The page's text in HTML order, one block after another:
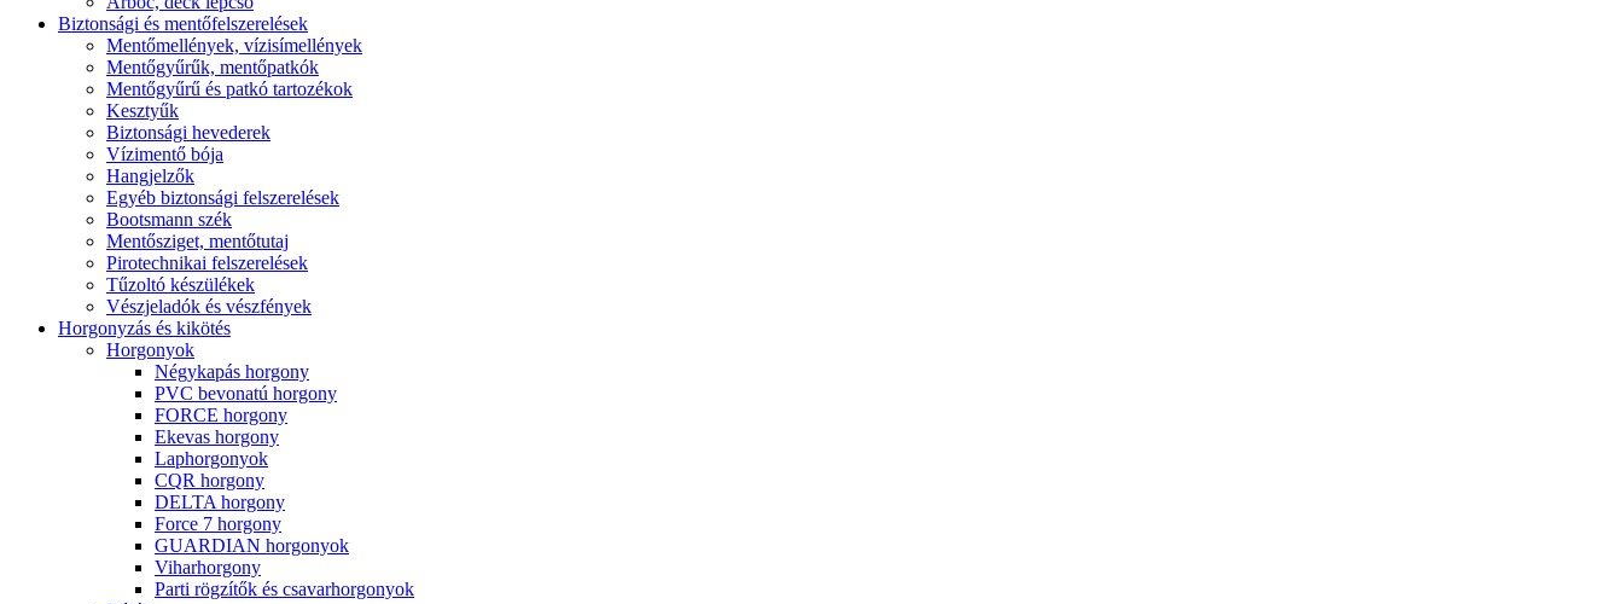
Biztonsági és mentőfelszerelések
Mentőmellények, vízisímellények
Mentőgyűrűk, mentőpatkók
Mentőgyűrű és patkó tartozékok
Kesztyűk
Biztonsági hevederek
Vízimentő bója
Hangjelzők
Egyéb biztonsági felszerelések
Bootsmann szék
Mentősziget, mentőtutaj
Pirotechnikai felszerelések
Tűzoltó készülékek
Vészjeladók és vészfények
Horgonyzás és kikötés
Horgonyok
Négykapás horgony
PVC bevonatú horgony
FORCE horgony
Ekevas horgony
Laphorgonyok
CQR horgony
DELTA horgony
Force 7 horgony
GUARDIAN horgonyok
Viharhorgony
Parti rögzítők és csavarhorgonyok